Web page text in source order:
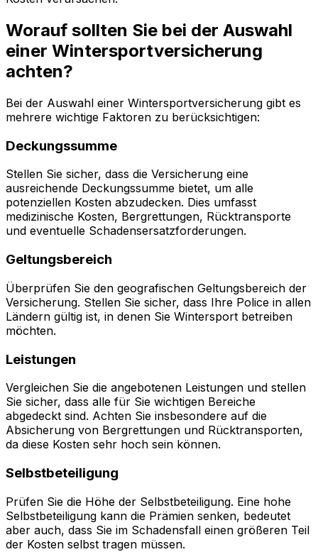
Worauf sollten Sie bei der Auswahl
einer Wintersportversicherung
achten?
Bei der Auswahl einer Wintersportversicherung gibt es
mehrere wichtige Faktoren zu berücksichtigen:
Deckungssumme
Stellen Sie sicher, dass die Versicherung eine
ausreichende Deckungssumme bietet, um alle
potenziellen Kosten abzudecken. Dies umfasst
medizinische Kosten, Bergrettungen, Rücktransporte
und eventuelle Schadensersatzforderungen.
Geltungsbereich
Überprüfen Sie den geografischen Geltungsbereich der
Versicherung. Stellen Sie sicher, dass Ihre Police in allen
Ländern gültig ist, in denen Sie Wintersport betreiben
möchten.
Leistungen
Vergleichen Sie die angebotenen Leistungen und stellen
Sie sicher, dass alle für Sie wichtigen Bereiche
abgedeckt sind. Achten Sie insbesondere auf die
Absicherung von Bergrettungen und Rücktransporten,
da diese Kosten sehr hoch sein können.
Selbstbeteiligung
Prüfen Sie die Höhe der Selbstbeteiligung. Eine hohe
Selbstbeteiligung kann die Prämien senken, bedeutet
aber auch, dass Sie im Schadensfall einen größeren Teil
der Kosten selbst tragen müssen.